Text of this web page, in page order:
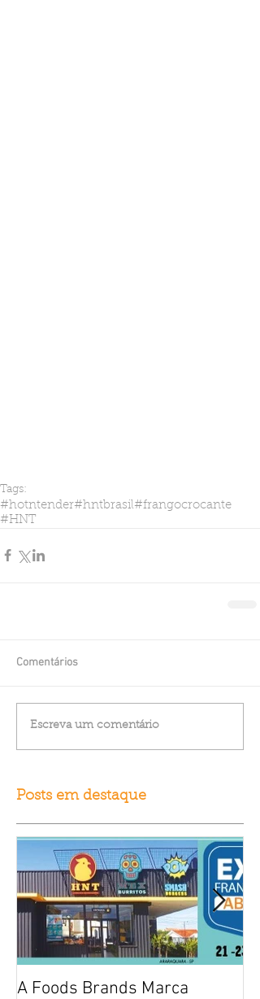
Tags:
#hotntender#hntbrasil#frangocrocante
#HNT
Comentários
Escreva um comentário
Posts em destaque
A Foods Brands Marca